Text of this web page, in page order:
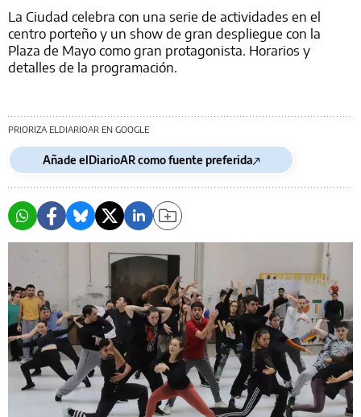
La Ciudad celebra con una serie de actividades en el
centro porteño y un show de gran despliegue con la
Plaza de Mayo como gran protagonista. Horarios y
detalles de la programación.
PRIORIZA ELDIARIOAR EN GOOGLE
Añade elDiarioAR como fuente preferida